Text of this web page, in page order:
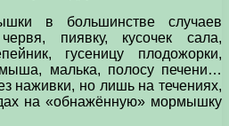
в большинстве случаев
пиявку, кусочек сала,
гусеницу плодожорки,
малька, полосу печени…
наживки, но лишь на течениях,
на «обнажённую» мормышку